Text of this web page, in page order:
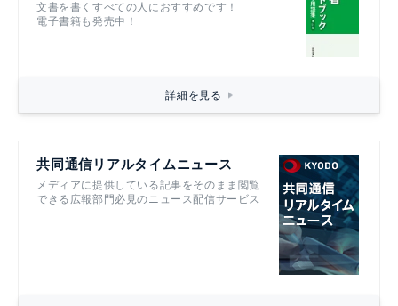
文書を書くすべての人におすすめです！
電子書籍も発売中！
詳細を見る
共同通信リアルタイムニュース
メディアに提供している記事をそのまま閲覧
できる広報部門必見のニュース配信サービス